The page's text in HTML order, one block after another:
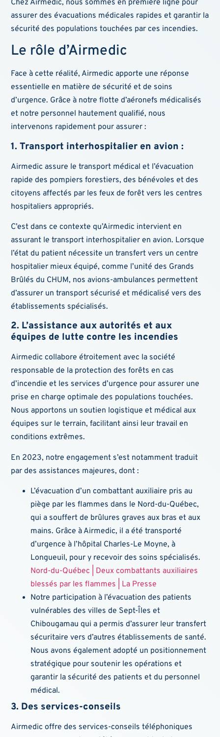
Chez Airmedic, nous sommes en première ligne pour
assurer des évacuations médicales rapides et garantir la
sécurité des populations touchées par ces incendies.
Le rôle d’Airmedic
Face à cette réalité, Airmedic apporte une réponse
essentielle en matière de sécurité et de soins
d’urgence. Grâce à notre flotte d’aéronefs médicalisés
et notre personnel hautement qualifié, nous
intervenons rapidement pour assurer :
1. Transport interhospitalier en avion :
Airmedic assure le transport médical et l’évacuation
rapide des pompiers forestiers, des bénévoles et des
citoyens affectés par les feux de forêt vers les centres
hospitaliers appropriés.
C’est dans ce contexte qu’Airmedic intervient en
assurant le transport interhospitalier en avion. Lorsque
l’état du patient nécessite un transfert vers un centre
hospitalier mieux équipé, comme l’unité des Grands
Brûlés du CHUM, nos avions-ambulances permettent
d’assurer un transport sécurisé et médicalisé vers des
établissements spécialisés.
2. L’assistance aux autorités et aux
équipes de lutte contre les incendies
Airmedic collabore étroitement avec la société
responsable de la protection des forêts en cas
d’incendie et les services d’urgence pour assurer une
prise en charge optimale des populations touchées.
Nous apportons un soutien logistique et médical aux
équipes sur le terrain, facilitant ainsi leur travail en
conditions extrêmes.
En 2023, notre engagement s’est notamment traduit
par des assistances majeures, dont :
L’évacuation d’un combattant auxiliaire pris au
piège par les flammes dans le Nord-du-Québec,
qui a souffert de brûlures graves aux bras et aux
mains. Grâce à Airmedic, il a été transporté
d’urgence à l’hôpital Charles-Le Moyne, à
Longueuil, pour y recevoir des soins spécialisés.
Nord-du-Québec | Deux combattants auxiliaires
blessés par les flammes | La Presse
Notre participation à l’évacuation des patients
vulnérables des villes de Sept-Îles et
Chibougamau qui a permis d’assurer leur transfert
sécuritaire vers d’autres établissements de santé.
Nous avons également adopté un positionnement
stratégique pour soutenir les opérations et
garantir la sécurité des patients et du personnel
médical.
3. Des services-conseils
Airmedic offre des services-conseils téléphoniques